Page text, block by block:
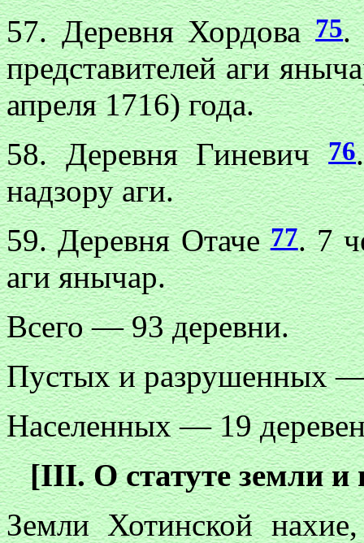
57. Деревня Хордова75.
представителей аги
апреля 1716) года.
58. Деревня Гиневич76
надзору аги.
59. Деревня Отаче77. 7
аги янычар.
Всего — 93 деревни.
Пустых и разрушенных
Населенных — 19
[III. О статуте земли и
Земли Хотинской